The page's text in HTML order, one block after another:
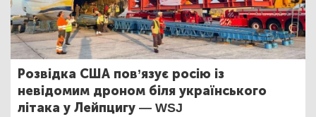
Розвідка США пов’язує росію із
невідомим дроном біля українського
літака у Лейпцигу — WSJ